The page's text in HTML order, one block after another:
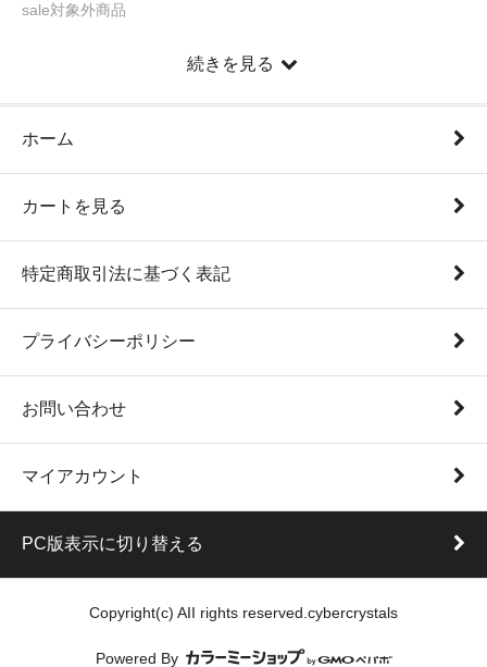
sale対象外商品
続きを見る
ホーム
カートを見る
特定商取引法に基づく表記
プライバシーポリシー
お問い合わせ
マイアカウント
PC版表示に切り替える
Copyright(c) AII rights reserved.cybercrystals
Powered By